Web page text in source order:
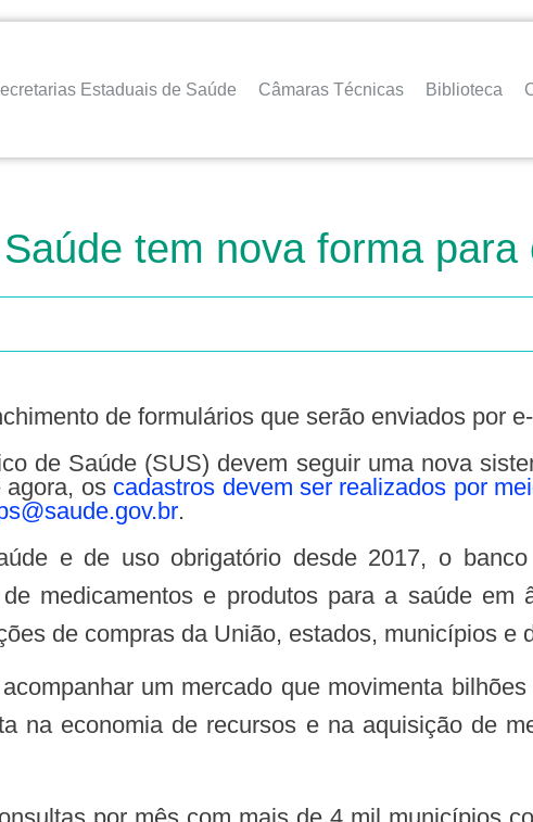
Estaduais de Saúde Câmaras Técnicas Biblioteca
tem nova forma
de formulários que serão enviados por
de Saúde (SUS) devem seguir uma nova
agora, os cadastros devem ser realizados por
.
medicamentos e produtos para a saúde em
de compras da União, estados, municípios e
na economia de recursos e na aquisição de